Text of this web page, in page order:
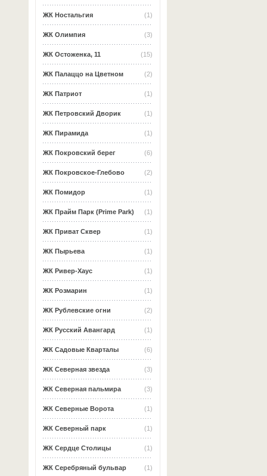
(1)
ЖК Ностальгия
(3)
ЖК Олимпия
(15)
ЖК Остоженка, 11
(2)
ЖК Палаццо на Цветном
(1)
ЖК Патриот
(1)
ЖК Петровский Дворик
(1)
ЖК Пирамида
(6)
ЖК Покровский берег
(2)
ЖК Покровское-Глебово
(1)
ЖК Помидор
(1)
ЖК Прайм Парк (Prime Park)
(1)
ЖК Приват Сквер
(1)
ЖК Пырьева
(1)
ЖК Ривер-Хаус
(1)
ЖК Розмарин
(2)
ЖК Рублевские огни
(1)
ЖК Русский Авангард
(6)
ЖК Садовые Кварталы
(3)
ЖК Северная звезда
(3)
ЖК Северная пальмира
(1)
ЖК Северные Ворота
(1)
ЖК Северный парк
(1)
ЖК Сердце Столицы
(1)
ЖК Серебряный бульвар